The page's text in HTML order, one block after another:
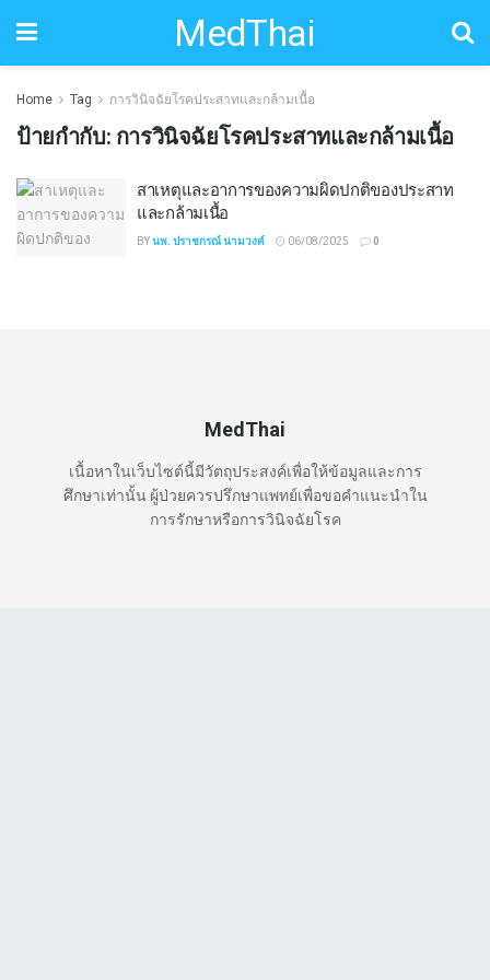
MedThai
Home Tag การวินิจฉัยโรคประสาทและกล้ามเนื้อ
ป้ายกำกับ: การวินิจฉัยโรคประสาทและกล้ามเนื้อ
สาเหตุและอาการของความผิดปกติของประสาท
และกล้ามเนื้อ
BYนพ. ปราชกรณ์ นามวงค์ 06/08/2025 0
MedThai
เนื้อหาในเว็บไซต์นี้มีวัตถุประสงค์เพื่อให้ข้อมูลและการ
ศึกษาเท่านั้น ผู้ป่วยควรปรึกษาแพทย์เพื่อขอคำแนะนำใน
การรักษาหรือการวินิจฉัยโรค